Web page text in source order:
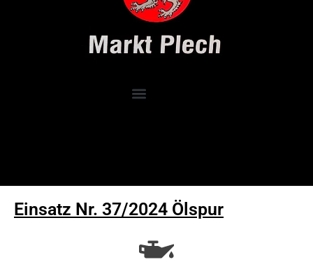
Einsatz Nr. 37/2024 Ölspur